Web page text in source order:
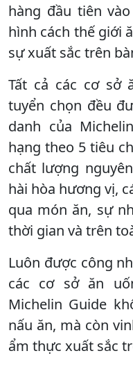
hàng đầu tiên
hình cách thế giới
sự xuất sắc trên
Tất cả các cơ sở
tuyển chọn đều
danh của
hạng theo 5 tiêu
chất lượng
hài hòa hương vị,
qua món ăn, sự
thời gian và trên
Luôn được công
các cơ sở ăn
Michelin Guide
nấu ăn, mà còn
ẩm thực xuất sắc